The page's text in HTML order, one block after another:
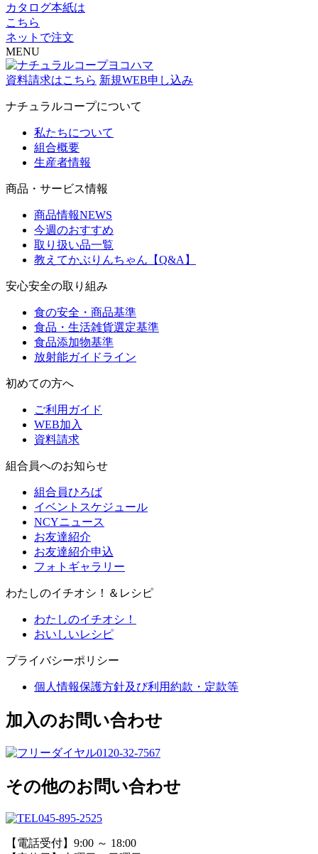
カタログ本紙は
こちら
ネットで注文
MENU
資料請求はこちら 新規WEB申し込み
ナチュラルコープについて
私たちについて
組合概要
生産者情報
商品・サービス情報
商品情報NEWS
今週のおすすめ
取り扱い品一覧
教えてかぶりんちゃん【Q&A】
安心安全の取り組み
食の安全・商品基準
食品・生活雑貨選定基準
食品添加物基準
放射能ガイドライン
初めての方へ
ご利用ガイド
WEB加入
資料請求
組合員へのお知らせ
組合員ひろば
イベントスケジュール
NCYニュース
お友達紹介
お友達紹介申込
フォトギャラリー
わたしのイチオシ！＆レシピ
わたしのイチオシ！
おいしいレシピ
プライバシーポリシー
個人情報保護方針及び利用約款・定款等
加入のお問い合わせ
0120-32-7567
その他のお問い合わせ
045-895-2525
【電話受付】9:00 ～ 18:00